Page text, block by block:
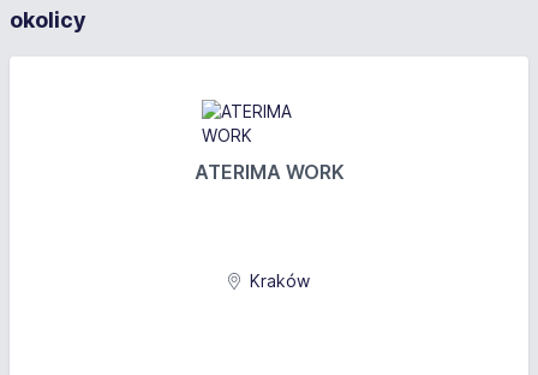
okolicy
ATERIMA WORK
Kraków